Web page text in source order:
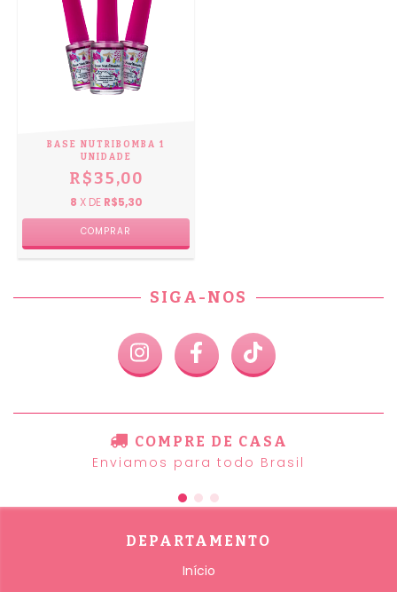
BASE NUTRIBOMBA 1
UNIDADE
R$35,00
8 X DE R$5,30
SIGA-NOS
COMPRE DE CASA
Enviamos para todo Brasil
DEPARTAMENTO
Início